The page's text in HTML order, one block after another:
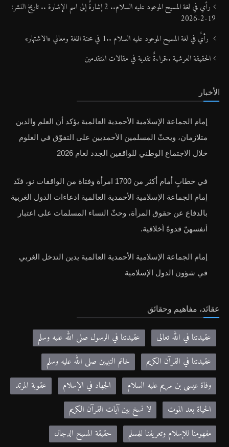
رأي في لغة المسيح الموعود عليه السلام.. 2 إشارةٌ إلى اسم الإشارة .. تاريخ النشر:
19-2-2026
رأيٌ في لغة المسيح الموعود عليه السلام ..1 في محنة اللغة ومعاني «الاشتهار»
الحقيقة العرشية ..قراءةٌ نقدية في مقالات المتقدمين
الأخبار
إمام الجماعة الإسلامية الأحمدية العالمية يؤكد أن العلم والدين
متلازمان، ويحثّ المسلمين الأحمديين على التفوّق في العلوم
خلال الاجتماع الوطني للواقفين الجدد لعام 2026
في خطابٍ أمام أكثر من 1700 امرأة وفتاة من الواقفات نو، فنّد
إمام الجماعة الإسلامية الأحمدية العالمية ادعاءات الدول الغربية
بالدفاع عن حقوق المرأة، وحثّ النساء المسلمات على اعتبار
أنفسهنّ قدوةً أخلاقية.
إمام الجماعة الإسلامية الأحمدية العالمية يدين التدخل الغربي
في شؤون الدول الإسلامية
عقائد، مفاهيم وحقائق
عقيدتنا في الله تعالى
عقيدتنا في الرسول صلى الله عليه وسلم
عقيدتنا في القرآن الكريم
خاتم النبيين صلى الله عليه وسلم
وفاة عيسى بن مريم عليه السلام
الجهاد في الإسلام
عقوبة المرتد
الحياة بعد الموت
لا نسخ بين آيات القرآن الكريم
مفهومنا للإسلام وتعريفنا للمسلم
حقيقة المسيح الدجال